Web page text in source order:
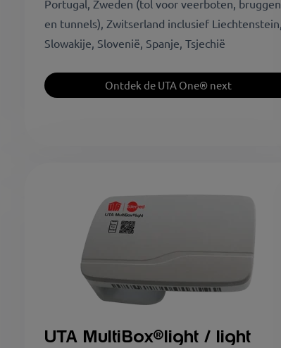
Portugal, Zweden (tol voor veerboten, bruggen
en tunnels), Zwitserland inclusief Liechtenstein,
Slowakije, Slovenië, Spanje, Tsjechië
Ontdek de UTA One® next
UTA MultiBox®light / light